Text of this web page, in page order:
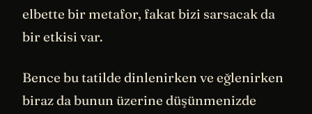
elbette bir metafor, fakat bizi sarsacak da
bir etkisi var.
Bence bu tatilde dinlenirken ve eğlenirken
biraz da bunun üzerine düşünmenizde